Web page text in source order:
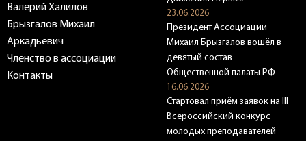
Валерий Халилов
Брызгалов Михаил
Аркадьевич
Членство в ассоциации
Контакты
23.06.2026
Президент Ассоциации
Михаил Брызгалов вошёл в
девятый состав
Общественной палаты РФ
16.06.2026
Стартовал приём заявок на III
Всероссийский конкурс
молодых преподавателей